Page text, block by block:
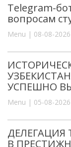
Telegram-
вопросам
Menu | 08-08-
УСПЕШНО
Menu | 05-08-
ДЕЛЕГАЦИЯ
В